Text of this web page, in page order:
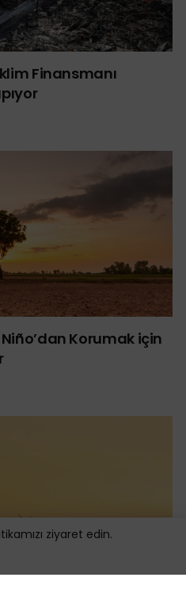
Finansmanı
Niño’dan Korumak için
ziyaret edin.